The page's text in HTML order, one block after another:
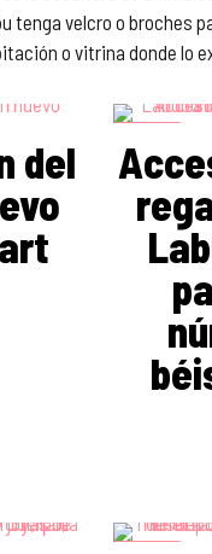
tenga velcro o
o vitrina donde lo
del